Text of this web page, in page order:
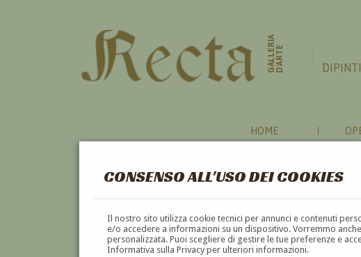
CONSENSO ALL'USO DEI COOKIES
Il nostro sito utilizza cookie tecnici per annunci e contenuti
e/o accedere a informazioni su un dispositivo. Vorremmo
personalizzata. Puoi scegliere di gestire le tue preferenze e
Informativa sulla Privacy per ulteriori informazioni.
GALLERIAD'ARTE
HOME